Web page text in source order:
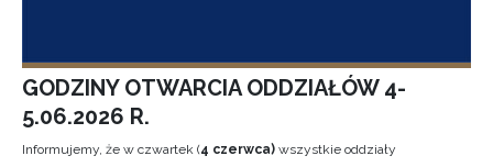
GODZINY OTWARCIA ODDZIAŁÓW 4-
5.06.2026 R.
Informujemy, że w czwartek (4 czerwca) wszystkie oddziały